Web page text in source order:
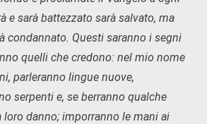
e sarà battezzato sarà salvato, ma
condannato. Questi saranno i segni
quelli che credono: nel mio nome
parleranno lingue nuove,
serpenti e, se berranno qualche
loro danno; imporranno le mani ai